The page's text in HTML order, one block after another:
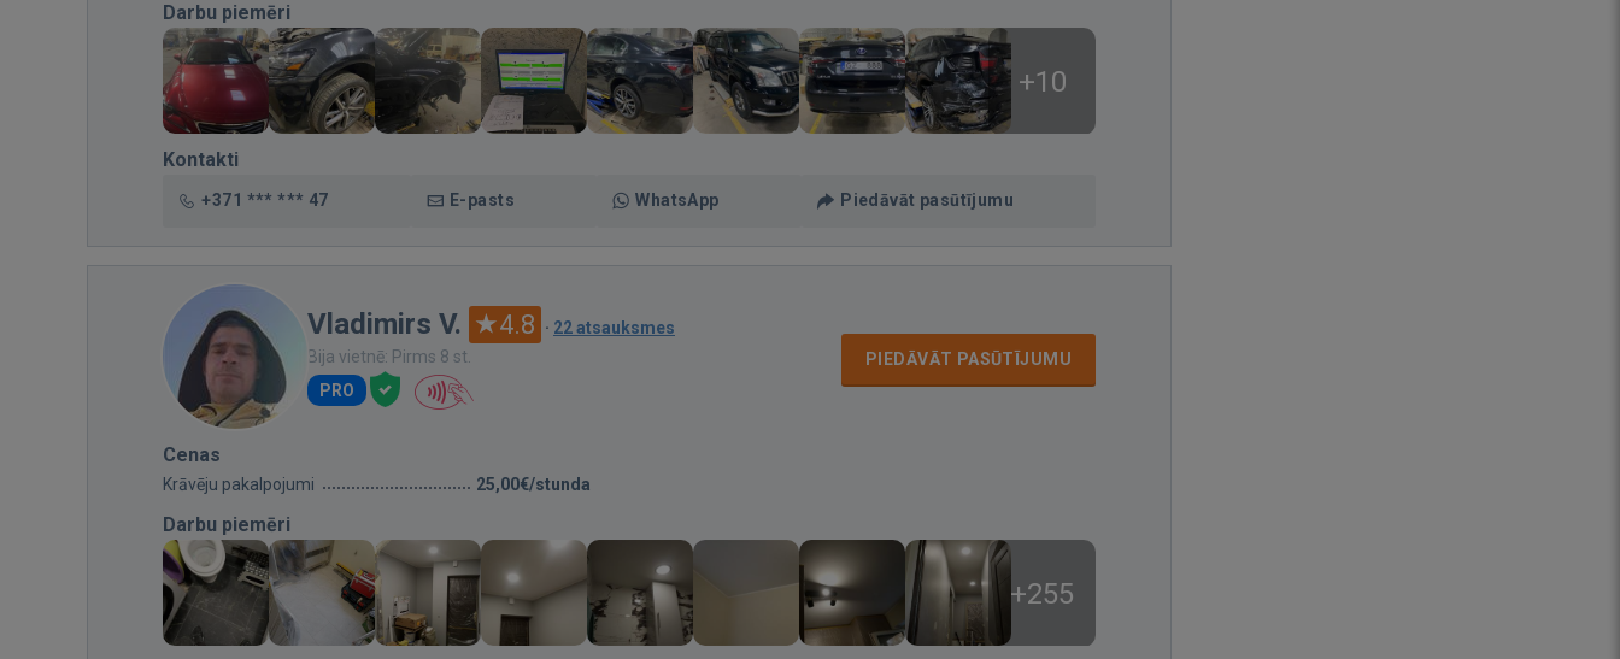
Darbu piemēri
+10
Kontakti
+371 *** *** 47 E-pasts WhatsApp Piedāvāt pasūtījumu
Vladimirs V. 4.8 · 22 atsauksmes
Bija vietnē: Pirms 8 st.
PRO
PIEDĀVĀT PASŪTĪJUMU
Cenas
Krāvēju pakalpojumi 25,00€/stunda
Darbu piemēri
+255